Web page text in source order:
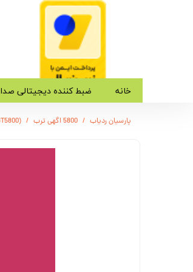
خانه ضبط کننده دیجیتالی صدا
پارسیان ردیاب 5800 اگهی ترب (SONY-GT5800) ضبط کننده دیجیتالی صدا سونی - 12 روز ضبط متوالی -مگنتی- کیفیت 500db - دارای سنسور صدا + 32 گیگ - شنود صدا